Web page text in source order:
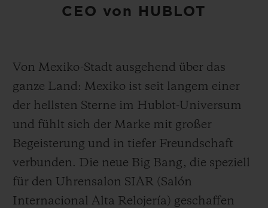
CEO von HUBLOT
Von Mexiko-Stadt ausgehend über das
ganze Land: Mexiko ist seit langem einer
der hellsten Sterne im Hublot-Universum
und fühlt sich der Marke mit großer
Begeisterung und in tiefer Freundschaft
verbunden. Die neue Big Bang, die speziell
für den Uhrensalon SIAR (Salón
Internacional Alta Relojería) geschaffen